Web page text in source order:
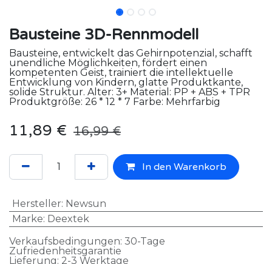
Bausteine 3D-Rennmodell
Bausteine, entwickelt das Gehirnpotenzial, schafft
unendliche Möglichkeiten, fördert einen
kompetenten Geist, trainiert die intellektuelle
Entwicklung von Kindern, glatte Produktkante,
solide Struktur. Alter: 3+ Material: PP + ABS + TPR
Produktgröße: 26 * 12 * 7 Farbe: Mehrfarbig
11,89 € 16,99€
In den Warenkorb
Hersteller: Newsun
Marke: Deextek
Verkaufsbedingungen: 30-Tage
Zufriedenheitsgarantie
Lieferung: 2-3 Werktage